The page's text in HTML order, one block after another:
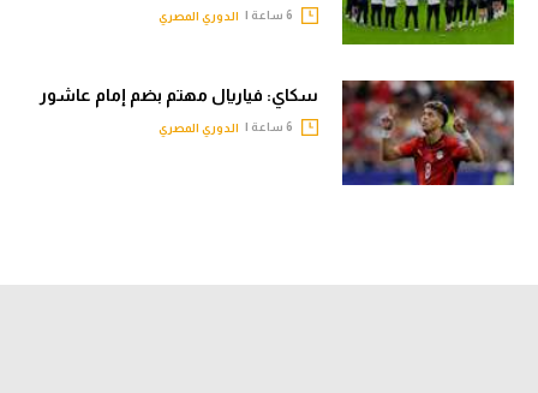
الدوري المصري
سكاي: فياريال مهتم بضم إمام عاشور
الدوري المصري